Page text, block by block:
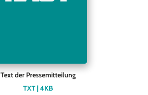
Text der Pressemitteilung
TXT | 4KB